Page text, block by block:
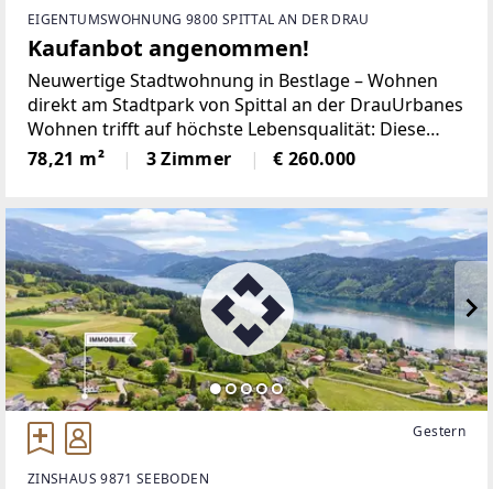
EIGENTUMSWOHNUNG 9800 SPITTAL AN DER DRAU
Kaufanbot angenommen!
Neuwertige Stadtwohnung in Bestlage – Wohnen
direkt am Stadtpark von Spittal an der DrauUrbanes
Wohnen trifft auf höchste Lebensqualität: Diese
neuwertige Eigentumswohnung überzeugt mit ihrer
attraktiven Lage direkt am Stadtpark von Spittal an
78,21 m² 3 Zimmer € 260.000
Gestern
ZINSHAUS 9871 SEEBODEN